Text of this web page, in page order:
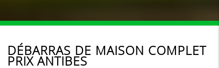
DÉBARRAS DE MAISON COMPLET
PRIX ANTIBES